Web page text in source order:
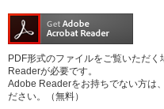
PDF形式のファイルをご覧いただ
Readerが必要です。
Adobe Readerをお持ちでない方は
ださい。（無料）